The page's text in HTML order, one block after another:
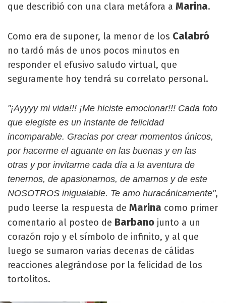
que describió con una clara metáfora a Marina.
Como era de suponer, la menor de los Calabró
no tardó más de unos pocos minutos en
responder el efusivo saludo virtual, que
seguramente hoy tendrá su correlato personal.
"¡Ayyyy mi vida!!! ¡Me hiciste emocionar!!! Cada foto
que elegiste es un instante de felicidad
incomparable. Gracias por crear momentos únicos,
por hacerme el aguante en las buenas y en las
otras y por invitarme cada día a la aventura de
tenernos, de apasionarnos, de amarnos y de este
NOSOTROS inigualable. Te amo huracánicamente",
pudo leerse la respuesta de Marina como primer
comentario al posteo de Barbano junto a un
corazón rojo y el símbolo de infinito, y al que
luego se sumaron varias decenas de cálidas
reacciones alegrándose por la felicidad de los
tortolitos.